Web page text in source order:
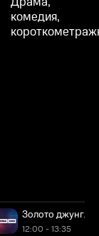
комедия,
Золото джунглей
12:00 - 13:35